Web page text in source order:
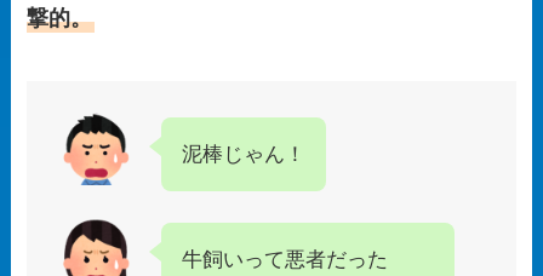
撃的。
泥棒じゃん！
牛飼いって悪者だった